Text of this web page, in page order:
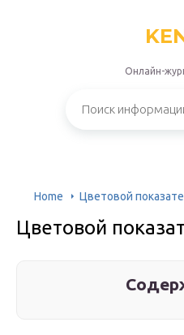
Онлайн-
Home Цветовой
Цветовой